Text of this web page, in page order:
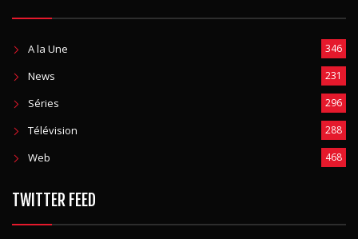
A la Une 346
News 231
Séries 296
Télévision 288
Web 468
TWITTER FEED